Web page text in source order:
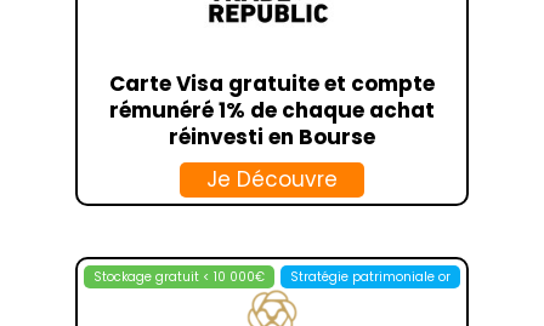
Carte Visa gratuite et compte
rémunéré 1% de chaque achat
réinvesti en Bourse
Je Découvre
Stockage gratuit < 10 000€ Stratégie patrimoniale or